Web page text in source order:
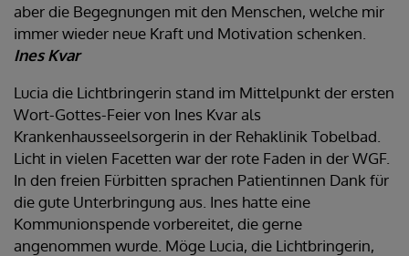
aber die Begegnungen mit den Menschen, welche mir
immer wieder neue Kraft und Motivation schenken.
Ines Kvar
Lucia die Lichtbringerin stand im Mittelpunkt der ersten
Wort-Gottes-Feier von Ines Kvar als
Krankenhausseelsorgerin in der Rehaklinik Tobelbad.
Licht in vielen Facetten war der rote Faden in der WGF.
In den freien Fürbitten sprachen Patientinnen Dank für
die gute Unterbringung aus. Ines hatte eine
Kommunionspende vorbereitet, die gerne
angenommen wurde. Möge Lucia, die Lichtbringerin,